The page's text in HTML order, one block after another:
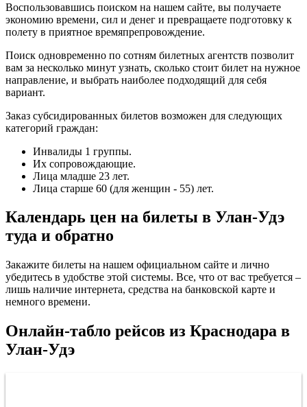
Воспользовавшись поиском на нашем сайте, вы получаете
экономию времени, сил и денег и превращаете подготовку к
полету в приятное времяпрепровождение.
Поиск одновременно по сотням билетных агентств позволит
вам за несколько минут узнать, сколько стоит билет на нужное
направление, и выбрать наиболее подходящий для себя
вариант.
Заказ субсидированных билетов возможен для следующих
категорий граждан:
Инвалиды 1 группы.
Их сопровождающие.
Лица младше 23 лет.
Лица старше 60 (для женщин - 55) лет.
Календарь цен на билеты в Улан-Удэ
туда и обратно
Закажите билеты на нашем официальном сайте и лично
убедитесь в удобстве этой системы. Все, что от вас требуется –
лишь наличие интернета, средства на банковской карте и
немного времени.
Онлайн-табло рейсов из Краснодара в
Улан-Удэ